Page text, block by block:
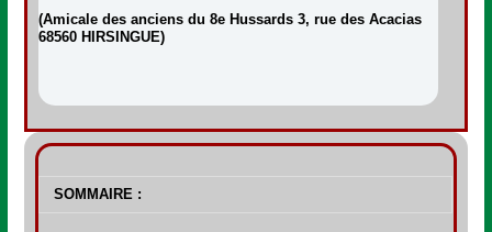
(Amicale des anciens du 8e Hussards 3, rue des Acacias
68560 HIRSINGUE)
SOMMAIRE :